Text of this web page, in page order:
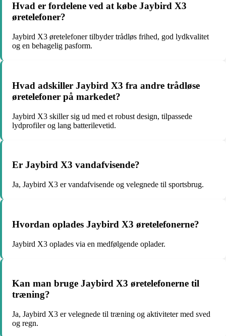
Hvad er fordelene ved at købe Jaybird X3
øretelefoner?
Jaybird X3 øretelefoner tilbyder trådløs frihed, god lydkvalitet
og en behagelig pasform.
Hvad adskiller Jaybird X3 fra andre trådløse
øretelefoner på markedet?
Jaybird X3 skiller sig ud med et robust design, tilpassede
lydprofiler og lang batterilevetid.
Er Jaybird X3 vandafvisende?
Ja, Jaybird X3 er vandafvisende og velegnede til sportsbrug.
Hvordan oplades Jaybird X3 øretelefonerne?
Jaybird X3 oplades via en medfølgende oplader.
Kan man bruge Jaybird X3 øretelefonerne til
træning?
Ja, Jaybird X3 er velegnede til træning og aktiviteter med sved
og regn.